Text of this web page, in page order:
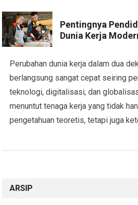
Pentingnya
Dunia Kerja
Perubahan dunia kerja dalam dua
berlangsung sangat cepat seiring
teknologi, digitalisasi, dan
menuntut tenaga kerja yang tidak
pengetahuan teoretis, tetapi juga
ARSIP